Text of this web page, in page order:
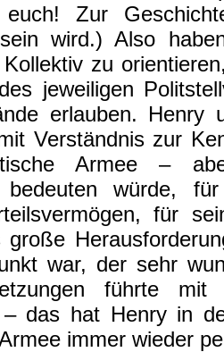
euch! Zur
wird.) Also
zu
jeweiligen
erlauben. Henry
Verständnis zur
Armee –
bedeuten würde,
für
große
war, der sehr
führte
– das hat Henry in
immer wieder